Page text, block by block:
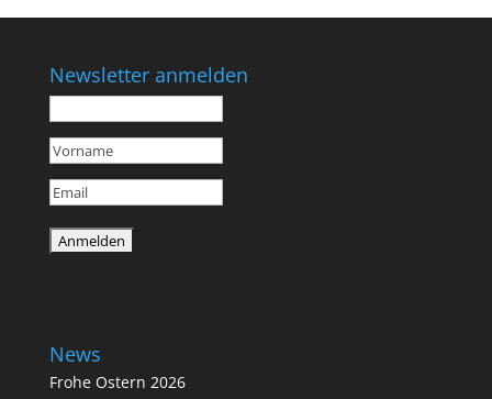
Newsletter anmelden
News
Frohe Ostern 2026